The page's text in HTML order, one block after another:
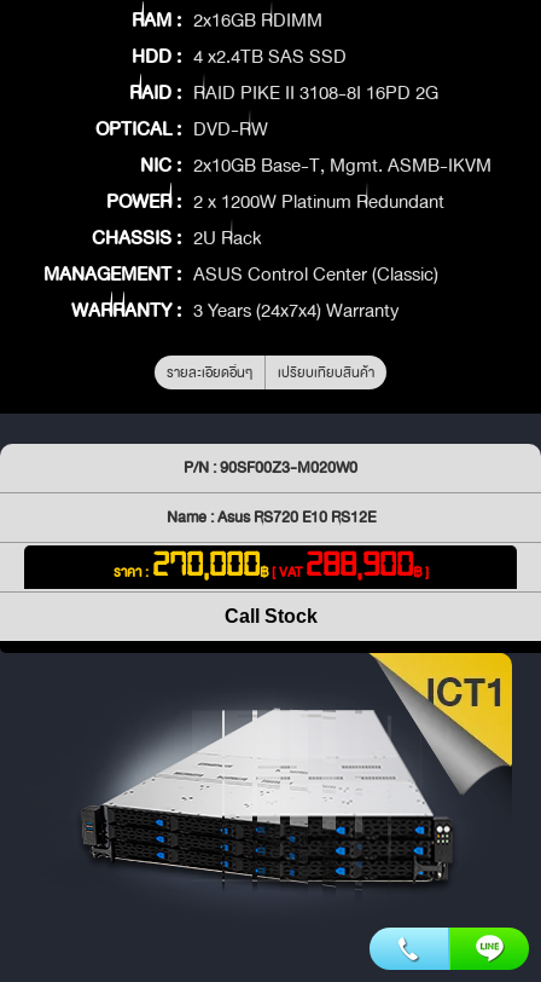
RAM : 2x16GB RDIMM
HDD : 4 x2.4TB SAS SSD
RAID : RAID PIKE II 3108-8I 16PD 2G
OPTICAL : DVD-RW
NIC : 2x10GB Base-T, Mgmt. ASMB-IKVM
POWER : 2 x 1200W Platinum Redundant
CHASSIS : 2U Rack
MANAGEMENT : ASUS Control Center (Classic)
WARRANTY : 3 Years (24x7x4) Warranty
รายละเอียดอื่นๆ เปรียบเทียบสินค้า
P/N : 90SF00Z3-M020W0
Name : Asus RS720 E10 RS12E
ราคา : 270,000฿[ VAT288,900฿ ]
Call Stock